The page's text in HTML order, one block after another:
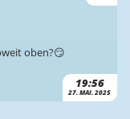
19:56
27. MAI. 2025
oben?😏